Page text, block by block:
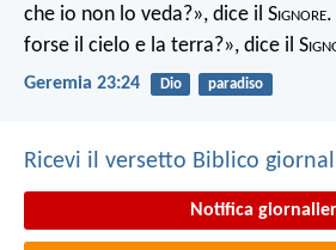
che io non lo veda?», dice il Signore
forse il cielo e la terra?», dice il S
Geremia 23:24 Dio paradiso
Ricevi il versetto Biblico
Notifica